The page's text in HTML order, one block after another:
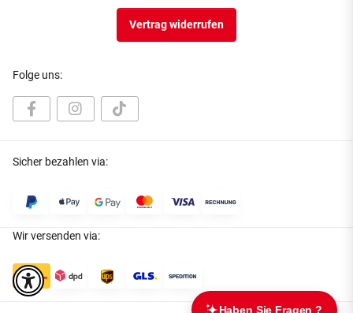
Vertrag widerrufen
Folge uns:
Sicher bezahlen via:
Wir versenden via: